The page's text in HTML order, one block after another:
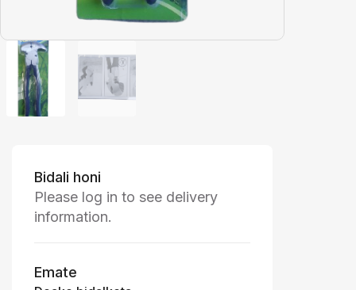
Bidali honi
Please log in to see delivery
information.
Emate